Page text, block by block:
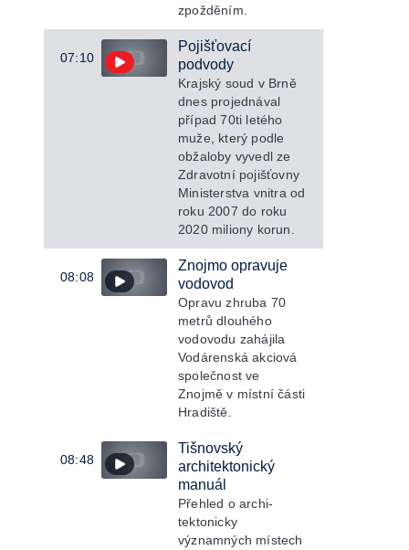
zpožděním.
07:10
Pojišťovací
podvody
Krajský soud v Brně
dnes projednával
případ 70ti letého
muže, který podle
obžaloby vyvedl ze
Zdravotní pojišťovny
Ministerstva vnitra od
roku 2007 do roku
2020 miliony korun.
08:08
Znojmo opravuje
vodovod
Opravu zhruba 70
metrů dlouhého
vodovodu zahájila
Vodárenská akciová
společnost ve
Znojmě v místní části
Hradiště.
08:48
Tišnovský
architektonický
manuál
Přehled o archi-
tektonicky
významných místech